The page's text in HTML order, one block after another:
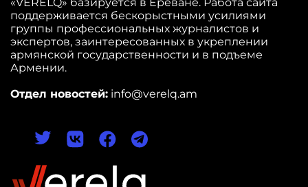
«VERELQ» базируется в Ереване. Работа сайта
поддерживается бескорыстными усилиями
группы профессиональных журналистов и
экспертов, заинтересованных в укреплении
армянской государственности и в подъеме
Армении.
Отдел новостей: info@verelq.am